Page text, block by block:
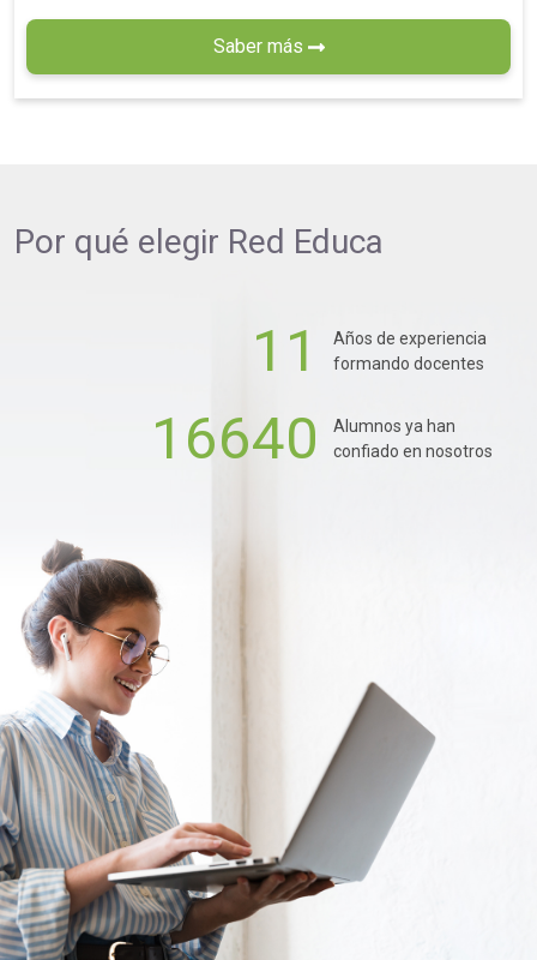
Saber más
Por qué elegir Red Educa
11
Años de experiencia
formando docentes
16640
Alumnos ya han
confiado en nosotros